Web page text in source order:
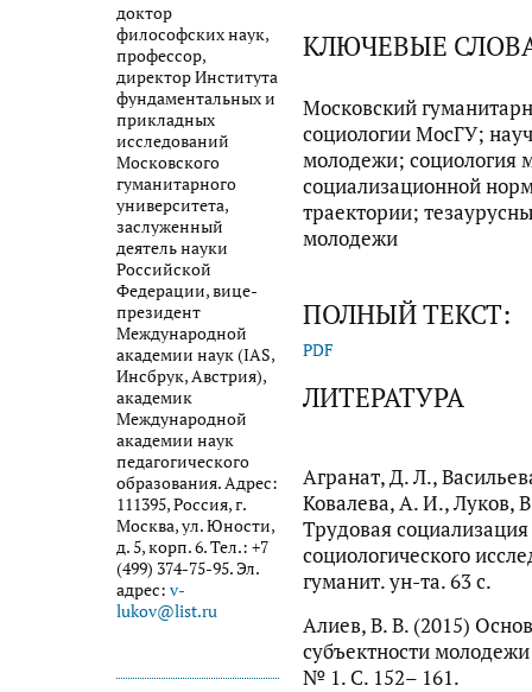
доктор
философских наук,
профессор,
директор Института
фундаментальных и
прикладных
исследований
Московского
гуманитарного
университета,
заслуженный
деятель науки
Российской
Федерации, вице-
президент
Международной
академии наук (IAS,
Инсбрук, Австрия),
академик
Международной
академии наук
педагогического
образования. Адрес:
111395, Россия, г.
Москва, ул. Юности,
д. 5, корп. 6. Тел.: +7
(499) 374-75-95. Эл.
адрес: v-
lukov@list.ru
КЛЮЧЕВЫЕ
Московский
социологии МосГУ;
молодежи; социология
социализационной
траектории;
молодежи
ПОЛНЫЙ ТЕКСТ:
PDF
ЛИТЕРАТУРА
Агранат, Д. Л.,
Ковалева, А. И., Луков,
Трудовая
социологического
гуманит. ун-та. 63 с.
Алиев, В. В. (2015)
субъектности
№ 1. С. 152– 161.